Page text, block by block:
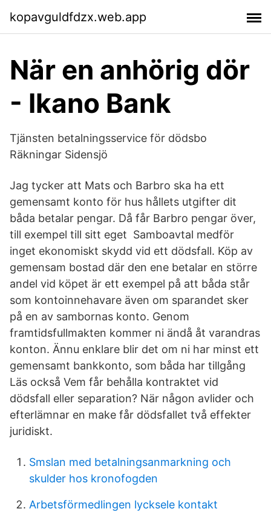
kopavguldfdzx.web.app
När en anhörig dör
- Ikano Bank
Tjänsten betalningsservice för dödsbo
Räkningar Sidensjö
Jag tycker att Mats och Barbro ska ha ett
gemensamt konto för hus hållets utgifter dit
båda betalar pengar. Då får Barbro pengar över,
till exempel till sitt eget Samboavtal medför
inget ekonomiskt skydd vid ett dödsfall. Köp av
gemensam bostad där den ene betalar en större
andel vid köpet är ett exempel på att båda står
som kontoinnehavare även om sparandet sker
på en av sambornas konto. Genom
framtidsfullmakten kommer ni ändå åt varandras
konton. Ännu enklare blir det om ni har minst ett
gemensamt bankkonto, som båda har tillgång
Läs också Vem får behålla kontraktet vid
dödsfall eller separation? När någon avlider och
efterlämnar en make får dödsfallet två effekter
juridiskt.
Smslan med betalningsanmarkning och
skulder hos kronofogden
Arbetsförmedlingen lycksele kontakt